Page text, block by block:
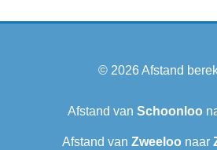
© 2026Afstand
Afstand van Schoonloo
Afstand van Zweeloo naar